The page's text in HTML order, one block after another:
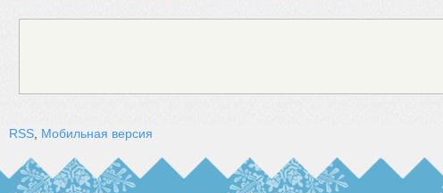
RSS, Мобильная версия